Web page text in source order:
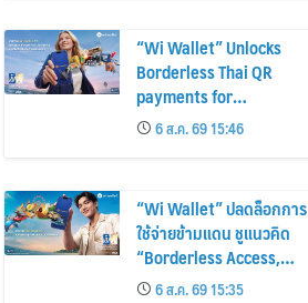
“Wi Wallet” Unlocks
Borderless Thai QR
payments for
Foreigners
6 ส.ค. 69 15:46
“Wi Wallet” ปลดล็อกการ
ใช้จ่ายข้ามแดน ชูแนวคิด
“Borderless Access,
Seamless Journey”
6 ส.ค. 69 15:35